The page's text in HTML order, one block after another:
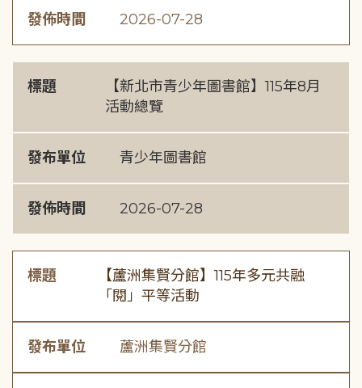
發佈時間 2026-07-28
標題
【新北市青少年圖書館】115年8月
活動總覽
發布單位 青少年圖書館
發佈時間 2026-07-28
標題
【蘆洲集賢分館】115年多元共融
「閱」平等活動
發布單位 蘆洲集賢分館